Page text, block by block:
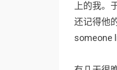
上的我
还记得他
someone